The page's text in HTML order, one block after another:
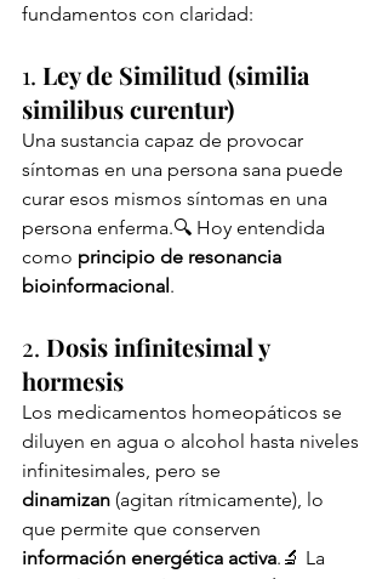
fundamentos con claridad:
1. Ley de Similitud (similia
similibus curentur)
Una sustancia capaz de provocar
síntomas en una persona sana puede
curar esos mismos síntomas en una
persona enferma.🔍 Hoy entendida
como principio de resonancia
bioinformacional.
2. Dosis infinitesimal y
hormesis
Los medicamentos homeopáticos se
diluyen en agua o alcohol hasta niveles
infinitesimales, pero se
dinamizan (agitan rítmicamente), lo
que permite que conserven
información energética activa.🔬 La